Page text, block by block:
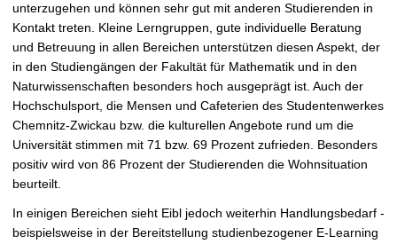
unterzugehen und können sehr gut mit anderen Studierenden in
Kontakt treten. Kleine Lerngruppen, gute individuelle Beratung
und Betreuung in allen Bereichen unterstützen diesen Aspekt, der
in den Studiengängen der Fakultät für Mathematik und in den
Naturwissenschaften besonders hoch ausgeprägt ist. Auch der
Hochschulsport, die Mensen und Cafeterien des Studentenwerkes
Chemnitz-Zwickau bzw. die kulturellen Angebote rund um die
Universität stimmen mit 71 bzw. 69 Prozent zufrieden. Besonders
positiv wird von 86 Prozent der Studierenden die Wohnsituation
beurteilt.
In einigen Bereichen sieht Eibl jedoch weiterhin Handlungsbedarf -
beispielsweise in der Bereitstellung studienbezogener E-Learning